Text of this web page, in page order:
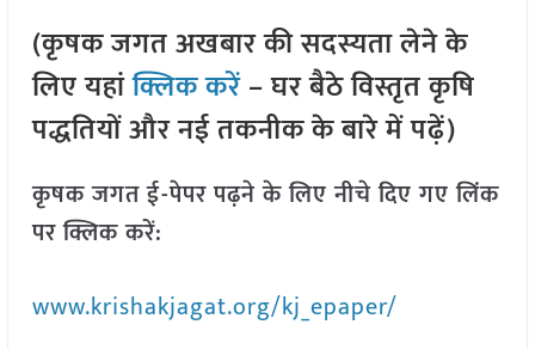
(कृषक जगत अखबार की सदस्यता लेने के
लिए यहांक्लिक करें– घर बैठे विस्तृत कृषि
पद्धतियों और नई तकनीक के बारे में पढ़ें)
कृषक जगत ई-पेपर पढ़ने के लिए नीचे दिए गए लिंक
पर क्लिक करें:
www.krishakjagat.org/kj_epaper/